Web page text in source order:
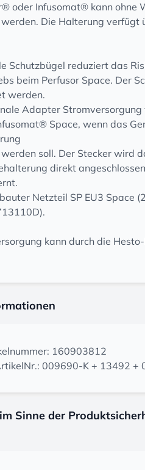
oder Infusomat® kann ohne
Die Halterung verfügt
Schutzbügel reduziert das
beim Perfusor Space. Der
werden.
Adapter
Space, wenn das
soll. Der Stecker wird
direkt
Netzteil SP EU3 Space
kann durch die
160903812
009690-K + 13492 +
Sinne der